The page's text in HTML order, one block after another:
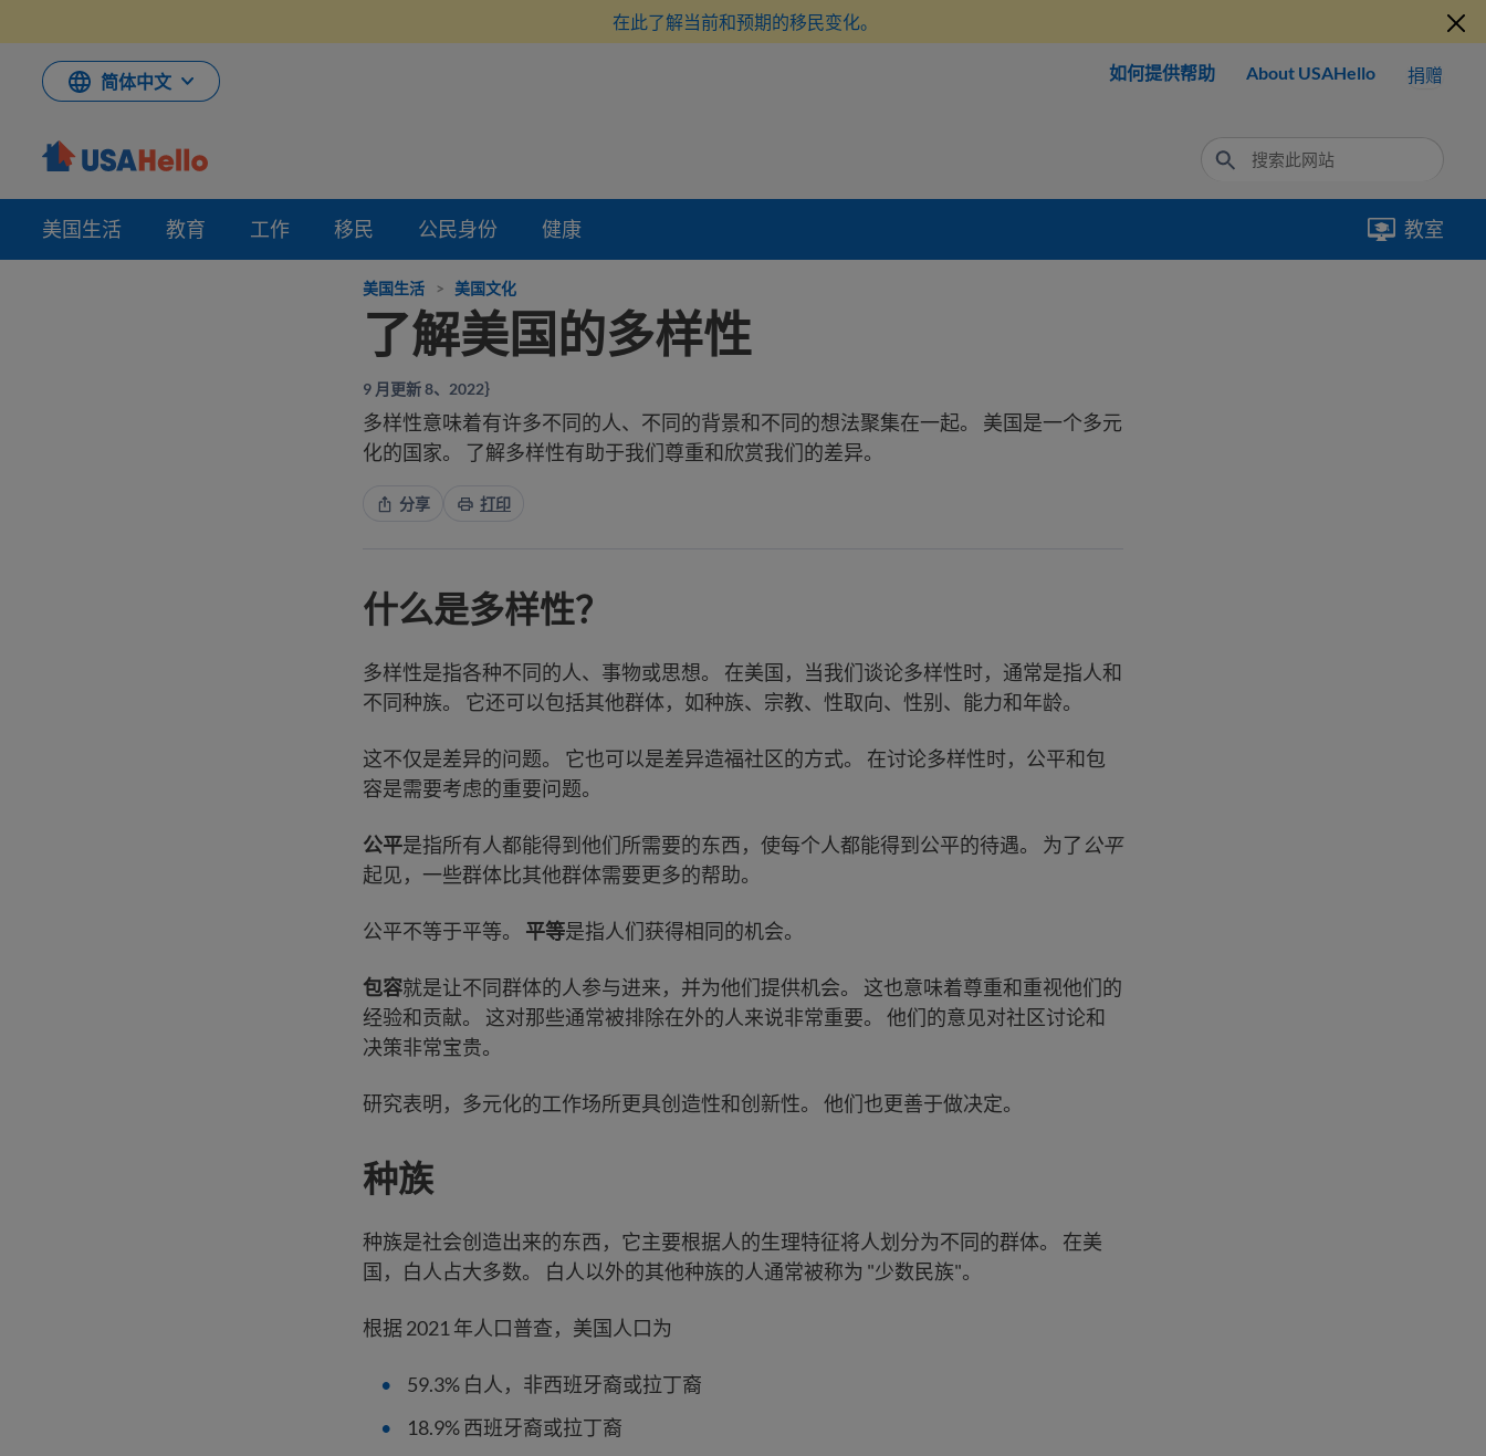
在此了解当前和预期的移民变化。
简体中文 如何提供帮助 About USAHello 捐赠
美国生活 教育 工作 移民 公民身份 健康 教室
美国生活 > 美国文化
了解美国的多样性
9 月更新 8、2022｝
多样性意味着有许多不同的人、不同的背景和不同的想法聚集在一起。 美国是一个多元
化的国家。 了解多样性有助于我们尊重和欣赏我们的差异。
分享 打印
什么是多样性？
多样性是指各种不同的人、事物或思想。 在美国，当我们谈论多样性时，通常是指人和
不同种族。 它还可以包括其他群体，如种族、宗教、性取向、性别、能力和年龄。
这不仅是差异的问题。 它也可以是差异造福社区的方式。 在讨论多样性时，公平和包
容是需要考虑的重要问题。
公平是指所有人都能得到他们所需要的东西，使每个人都能得到公平的待遇。 为了 公平
起见，一些群体比其他群体需要更多的帮助。
公平不等于平等。 平等是指人们获得相同的机会。
包容就是让不同群体的人参与进来，并为他们提供机会。 这也意味着尊重和重视他们的
经验和贡献。 这对那些通常被排除在外的人来说非常重要。 他们的意见对社区讨论和
决策非常宝贵。
研究表明，多元化的工作场所更具创造性和创新性。 他们也更善于做决定。
种族
种族是社会创造出来的东西，它主要根据人的生理特征将人划分为不同的群体。 在美
国，白人占大多数。 白人以外的其他种族的人通常被称为 "少数民族"。
根据 2021 年人口普查，美国人口为
59.3% 白人，非西班牙裔或拉丁裔
18.9% 西班牙裔或拉丁裔